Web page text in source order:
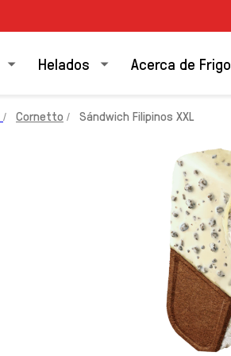
Helados Acerca de Frigo
Cornetto Sándwich Filipinos XXL